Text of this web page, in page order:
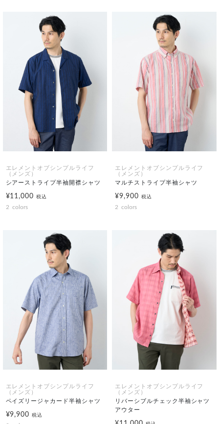
エレメントオブシンプルライフ
（メンズ）
シアーストライプ半袖開襟シャツ
¥11,000税込
2 colors
エレメントオブシンプルライフ
（メンズ）
マルチストライプ半袖シャツ
¥9,900 税込
2 colors
エレメントオブシンプルライフ
（メンズ）
ペイズリージャカード半袖シャツ
¥9,900税込
エレメントオブシンプルライフ
（メンズ）
リバーシブルチェック半袖シャツ
アウター